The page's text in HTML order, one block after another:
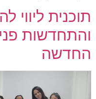
תוכנית
והתחדשות
החדשה